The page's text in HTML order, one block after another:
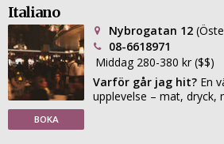
Italiano
BOKA
Nybrogatan 12
08-6618971
Middag 280-380 kr ($$)
Varför går jag hit? En
upplevelse – mat, dryck,